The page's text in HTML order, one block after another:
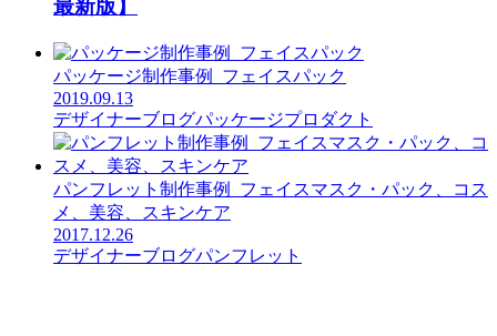
最新版】
パッケージ制作事例_フェイスパック
2019.09.13
デザイナーブログパッケージプロダクト
パンフレット制作事例_フェイスマスク・パック、コス
メ、美容、スキンケア
2017.12.26
デザイナーブログパンフレット